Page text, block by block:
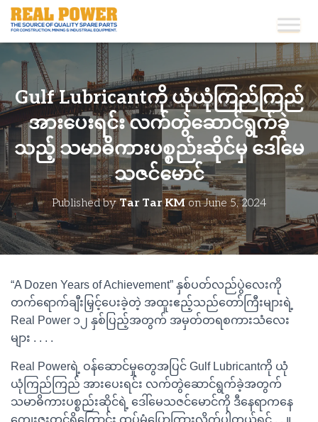
Gulf Lubricantကို ယုံယုံကြည်ကြည်
အားပေးရင်း လက်တွဲဆောင်ရွက်ခဲ့
သည့် သမာဓိကားပစ္စည်းဆိုင်မှ ဒေါ်မေ
သဇင်မောင်
Published byTar Tar KMonJune 5, 2024
“A Dozen Years of Achievement” နှစ်ပတ်လည်ပွဲလေးကို
တက်ရောက်ချီးမြှင့်ပေးခဲ့တဲ့ အထူးဧည့်သည်တော်ကြီးများရဲ့
Real Power ၁၂ နှစ်ပြည့်အတွက် အမှတ်တရစကားသံလေး
များ . . . .
Real Powerရဲ့ ဝန်ဆောင်မှုတွေအပြင် Gulf Lubricantကို ယုံ
ယုံကြည်ကြည် အားပေးရင်း လက်တွဲဆောင်ရွက်ခဲ့အတွက်
သမာဓိကားပစ္စည်းဆိုင်ရဲ့ ဒေါ်မေသဇင်မောင်ကို ဒီနေရာကနေ
ကျေးဇူးတင်ရှိကြောင်း ထပ်မံပြောကြားလိုက်ပါတယ်ရှင် . . ။